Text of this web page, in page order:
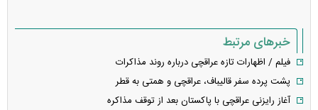
خبرهای مرتبط
فیلم / اظهارات تازه عراقچی درباره روند مذاکرات
پشت پرده سفر قالیباف، عراقچی و همتی به قطر
آغاز رایزنی عراقچی با پاکستان بعد از توقف مذاکره